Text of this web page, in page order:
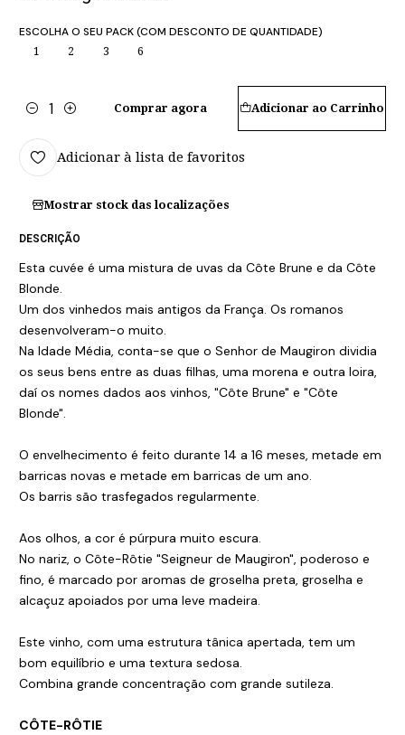
ESCOLHA O SEU PACK (COM DESCONTO DE QUANTIDADE)
1 2 3 6
Quantidade
Adicionar ao Carrinho
Comprar agora
Adicionar à lista de favoritos
Mostrar stock das localizações
DESCRIÇÃO
Esta cuvée é uma mistura de uvas da Côte Brune e da Côte
Blonde.
Um dos vinhedos mais antigos da França. Os romanos
desenvolveram-o muito.
Na Idade Média, conta-se que o Senhor de Maugiron dividia
os seus bens entre as duas filhas, uma morena e outra loira,
daí os nomes dados aos vinhos, "Côte Brune" e "Côte
Blonde".
O envelhecimento é feito durante 14 a 16 meses, metade em
barricas novas e metade em barricas de um ano.
Os barris são trasfegados regularmente.
Aos olhos, a cor é púrpura muito escura.
No nariz, o Côte-Rôtie "Seigneur de Maugiron", poderoso e
fino, é marcado por aromas de groselha preta, groselha e
alcaçuz apoiados por uma leve madeira.
Este vinho, com uma estrutura tânica apertada, tem um
bom equilíbrio e uma textura sedosa.
Combina grande concentração com grande sutileza.
CÔTE-RÔTIE